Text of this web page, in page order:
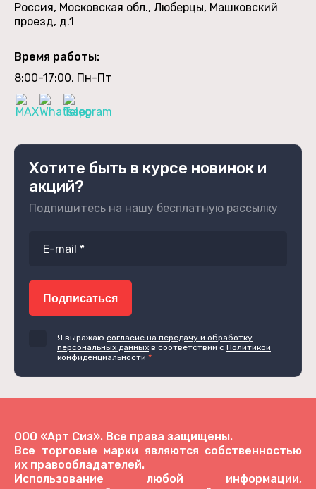
Россия, Московская обл., Люберцы, Машковский
проезд, д.1
Время работы:
8:00-17:00, Пн-Пт
Хотите быть в курсе новинок и
акций?
Подпишитесь на нашу бесплатную рассылку
Я выражаю согласие на передачу и обработку
персональных данных в соответствии с Политикой
конфиденциальности *
Подписаться
ООО «Арт Сиз». Все права защищены.
Все торговые марки являются собственностью
их правообладателей.
Использование любой информации,